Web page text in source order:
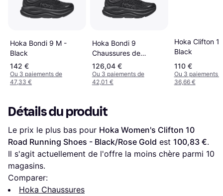
Hoka Bondi 9 M -
Black
142 €
Ou 3 paiements de
47,33 €
Hoka Bondi 9
Chaussures de
running route Femme -
Noir
126,04 €
Ou 3 paiements de
42,01 €
Hoka Clifton
Black
110 €
Ou 3 paiements
36,66 €
Détails du produit
Le prix le plus bas pour Hoka Women's Clifton 10
Road Running Shoes - Black/Rose Gold est 100,83 €.
Il s'agit actuellement de l'offre la moins chère parmi 10
magasins.
Comparer:
Hoka Chaussures